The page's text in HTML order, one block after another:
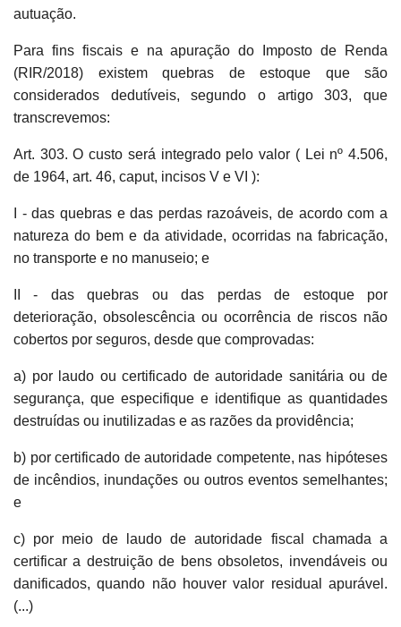
autuação.
Para fins fiscais e na apuração do Imposto de Renda
(RIR/2018) existem quebras de estoque que são
considerados dedutíveis, segundo o artigo 303, que
transcrevemos:
Art. 303. O custo será integrado pelo valor ( Lei nº 4.506,
de 1964, art. 46, caput, incisos V e VI ):
I - das quebras e das perdas razoáveis, de acordo com a
natureza do bem e da atividade, ocorridas na fabricação,
no transporte e no manuseio; e
II - das quebras ou das perdas de estoque por
deterioração, obsolescência ou ocorrência de riscos não
cobertos por seguros, desde que comprovadas:
a) por laudo ou certificado de autoridade sanitária ou de
segurança, que especifique e identifique as quantidades
destruídas ou inutilizadas e as razões da providência;
b) por certificado de autoridade competente, nas hipóteses
de incêndios, inundações ou outros eventos semelhantes;
e
c) por meio de laudo de autoridade fiscal chamada a
certificar a destruição de bens obsoletos, invendáveis ou
danificados, quando não houver valor residual apurável.
(...)